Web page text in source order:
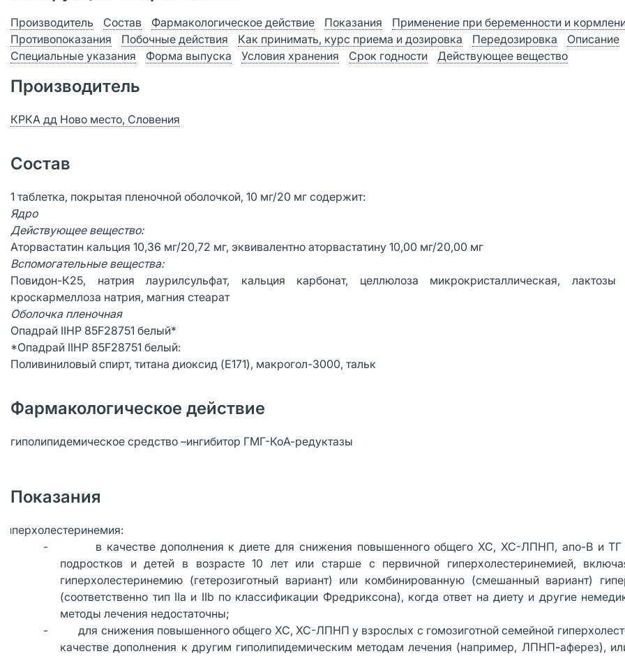
Производитель Состав Фармакологическое действие Показания
Применение при беременности и
Противопоказания
Побочные действия Как принимать, курс приема и дозировка Передозировка
Описание
Специальные указания
Форма выпуска Условия хранения Срок годности Действующее вещество
Производитель
КРКА дд Ново место, Словения
Состав
1 таблетка, покрытая пленочной оболочкой, 10 мг/20 мг содержит:
Ядро
Действующее вещество:
Аторвастатин кальция 10,36 мг/20,72 мг, эквивалентно аторвастатину 10,00 мг/20,00 мг
Вспомогательные вещества:
Повидон-К25, натрия лаурилсульфат, кальция карбонат, целлюлоза микрокристаллическая, лактозы
кроскармеллоза натрия, магния стеарат
Оболочка пленочная
Опадрай IIHP 85F28751 белый*
*Опадрай IIHP 85F28751 белый:
Поливиниловый спирт, титана диоксид (E171), макрогол-3000, тальк
Фармакологическое действие
гиполипидемическое средство –ингибитор ГМГ-КоА-редуктазы
Показания
- в качестве дополнения к диете для снижения повышенного общего ХС, ХС-ЛПНП, апо-В и ТГ
подростков и детей в возрасте 10 лет или старше с первичной гиперхолестеринемией,
гиперхолестеринемию (гетерозиготный вариант) или комбинированную (смешанный вариант)
(соответственно тип IIa и IIb по классификации Фредриксона), когда ответ на диету и другие
методы лечения недостаточны;
- для снижения повышенного общего ХС, ХС-ЛПНП у взрослых с гомозиготной семейной
качестве дополнения к другим гиполипидемическим методам лечения (например, ЛПНП-аферез),